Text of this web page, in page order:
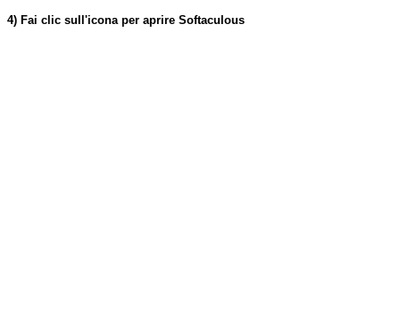
4) Fai clic sull'icona per aprire Softaculous